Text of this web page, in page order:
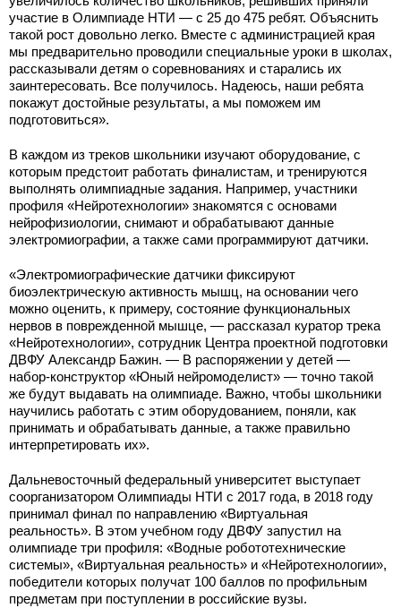
участие в Олимпиаде НТИ — с 25 до 475 ребят. Объяснить
такой рост довольно легко. Вместе с администрацией края
мы предварительно проводили специальные уроки в школах,
рассказывали детям о соревнованиях и старались их
заинтересовать. Все получилось. Надеюсь, наши ребята
покажут достойные результаты, а мы поможем им
подготовиться».
В каждом из треков школьники изучают оборудование, с
которым предстоит работать финалистам, и тренируются
выполнять олимпиадные задания. Например, участники
профиля «Нейротехнологии» знакомятся с основами
нейрофизиологии, снимают и обрабатывают данные
электромиографии, а также сами программируют датчики.
«Электромиографические датчики фиксируют
биоэлектрическую активность мышц, на основании чего
можно оценить, к примеру, состояние функциональных
нервов в поврежденной мышце, — рассказал куратор трека
«Нейротехнологии», сотрудник Центра проектной подготовки
ДВФУ Александр Бажин. — В распоряжении у детей —
набор-конструктор «Юный нейромоделист» — точно такой
же будут выдавать на олимпиаде. Важно, чтобы школьники
научились работать с этим оборудованием, поняли, как
принимать и обрабатывать данные, а также правильно
интерпретировать их».
Дальневосточный федеральный университет выступает
соорганизатором Олимпиады НТИ с 2017 года, в 2018 году
принимал финал по направлению «Виртуальная
реальность». В этом учебном году ДВФУ запустил на
олимпиаде три профиля: «Водные робототехнические
системы», «Виртуальная реальность» и «Нейротехнологии»,
победители которых получат 100 баллов по профильным
предметам при поступлении в российские вузы.